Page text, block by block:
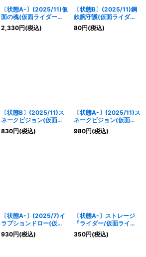
〔状態A-〕(2025/11)仮
面の魂(仮面ライダーエ
ボルイラスト)【CP】
{CB30-CP04}《多》
2,330円(税込)
〔状態B〕(2025/11)鋼
鉄腕守護(仮面ライダー
ゲンムイラスト)【C】
{BS68-079}《白》
80円(税込)
〔状態B〕(2025/11)ス
ネークビジョン(仮面ラ
イダー王蛇イラスト)
【C】{BS44-088}
830円(税込)
〔状態A-〕(2025/11)ス
ネークビジョン(仮面ラ
イダー王蛇イラスト)
【C】{BS44-088}
980円(税込)
〔状態A-〕(2025/7)イ
ラプションドロー(仮面
ライダーカイザイラス
ト)【C】{BS54-067}
930円(税込)
〔状態A-〕ストレージ
『ライダー/仮面ライダ
ー03(PB36/バトラーズ
グッズセット)』【-】
350円(税込)